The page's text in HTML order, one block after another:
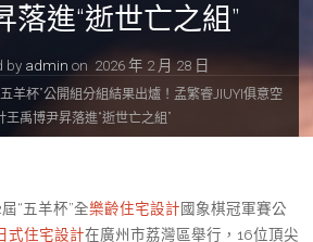
落進“逝世亡之組”
by admin on 2026 年 2 月 28 日
羊杯”公開組分組結果出爐！孟繁睿JIUYI俱意空
王禹博尹昇落進“逝世亡之組”
“五羊杯”全樂齡住宅設計國象棋冠軍賽公
式住宅設計在廣州市荔灣區舉行，16位頂尖